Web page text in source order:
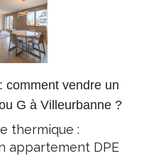
comment vendre un
G à Villeurbanne ?
thermique :
appartement DPE